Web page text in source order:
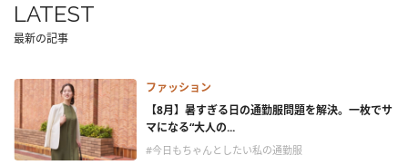
LATEST
最新の記事
ファッション
【8月】暑すぎる日の通勤服問題を解決。一枚でサ
マになる“大人の...
#今日もちゃんとしたい私の通勤服